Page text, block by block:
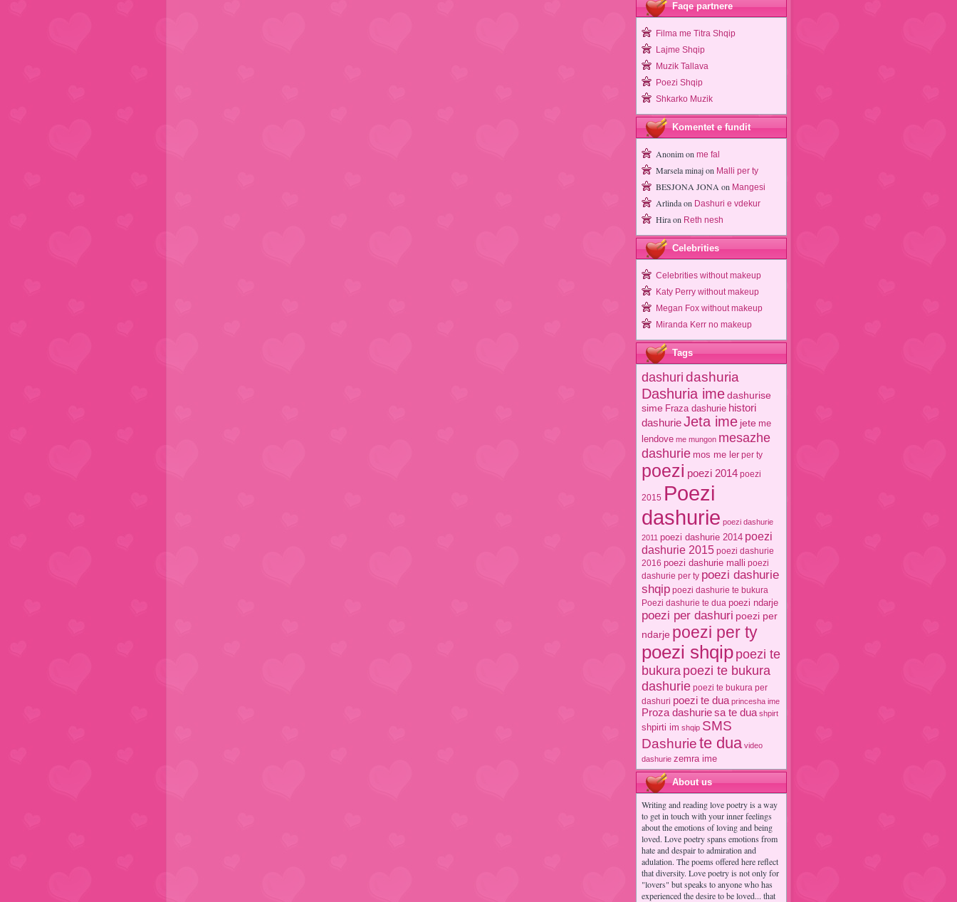
Faqe partnere
Filma me Titra Shqip
Lajme Shqip
Muzik Tallava
Poezi Shqip
Shkarko Muzik
Komentet e fundit
Anonimon me fal
Marsela minajon Malli per ty
BESJONA JONA on Mangesi
Arlindaon Dashuri e vdekur
Hiraon Reth nesh
Celebrities
Celebrities without makeup
Katy Perry without makeup
Megan Fox without makeup
Miranda Kerr no makeup
Tags
dashuridashuria
Dashuria imedashurise
sime Fraza dashurie histori
dashurieJeta ime jete me
lendove me mungon mesazhe
dashurie mos me ler per ty
poezi poezi 2014 poezi
2015 Poezi
dashurie poezi dashurie
2011 poezi dashurie 2014 poezi
dashurie 2015 poezi dashurie
2016 poezi dashurie malli poezi
dashurie per ty poezi dashurie
shqip poezi dashurie te bukura
Poezi dashurie te dua poezi ndarje
poezi per dashuri poezi per
ndarje poezi per ty
poezi shqip poezi te
bukura poezi te bukura
dashurie poezi te bukura per
dashuri poezi te dua princesha ime
Proza dashuriesa te dua shpirt
shpirti im shqip SMS
Dashuriete dua video
dashurie zemra ime
About us
Writing and reading love poetry is a way
to get in touch with your inner feelings
about the emotions of loving and being
loved. Love poetry spans emotions from
hate and despair to admiration and
adulation. The poems offered here reflect
that diversity. Love poetry is not only for
"lovers" but speaks to anyone who has
experienced the desire to be loved... that